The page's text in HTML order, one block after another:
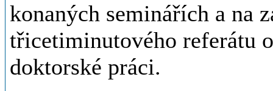
konaných seminářích a na
třicetiminutového referátu
doktorské práci.